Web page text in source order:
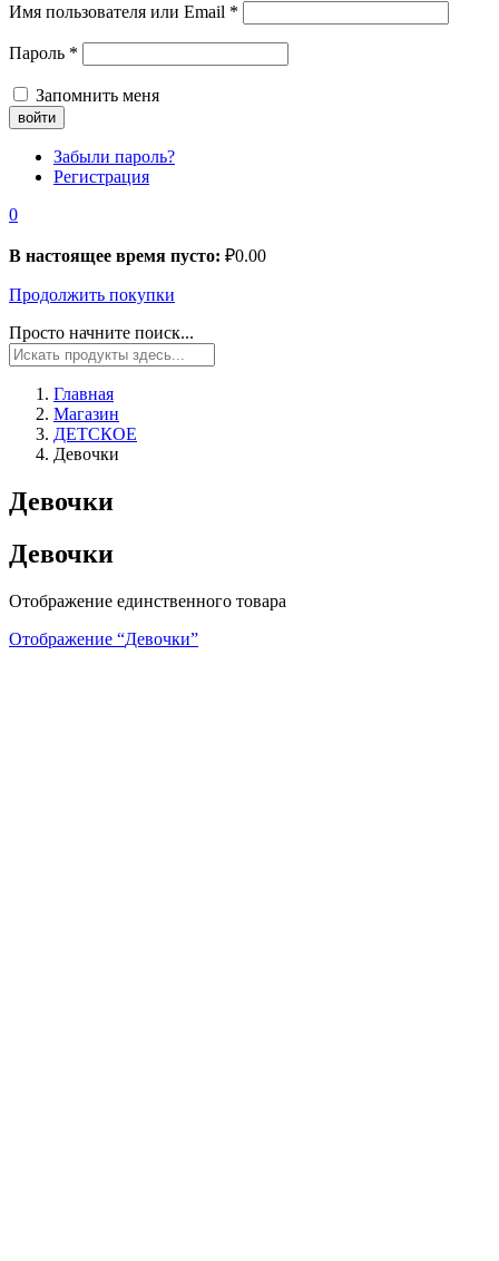
Имя пользователя или Email *
Пароль *
Запомнить меня
Забыли пароль?
Регистрация
0
В настоящее время пусто: ₽0.00
Продолжить покупки
Просто начните поиск...
Главная
Магазин
ДЕТСКОЕ
Девочки
Девочки
Девочки
Отображение единственного товара
Отображение “Девочки”